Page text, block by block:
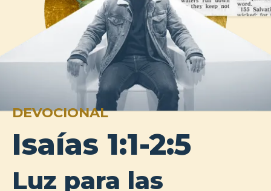
DEVOCIONAL
Isaías 1:1-2:5
Luz para las